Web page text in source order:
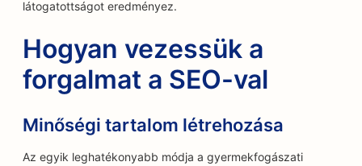
látogatottságot eredményez.
Hogyan vezessük a
forgalmat a SEO-val
Minőségi tartalom létrehozása
Az egyik leghatékonyabb módja a gyermekfogászati